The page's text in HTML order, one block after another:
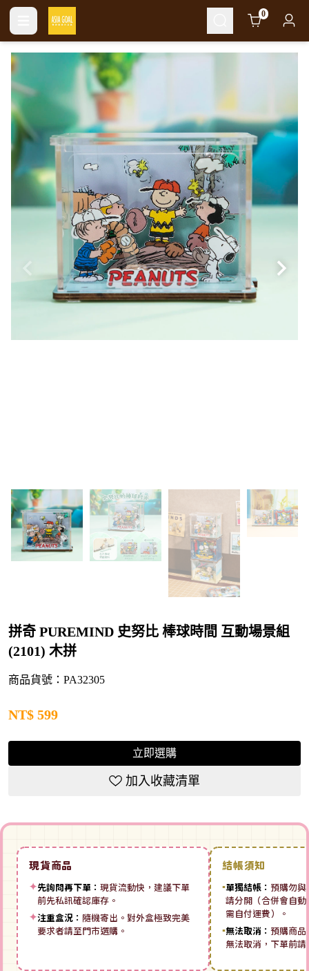
Cart 0
拼奇 PUREMIND 史努比 棒球時間 互動場景組
(2101) 木拼
商品貨號：PA32305
NT$ 599
立即選購
加入收藏清單
現貨商品
✦先詢問再下單： 現貨流動快，建議下單
前先私訊確認庫存。
✦注重盒況： 隨機寄出。對外盒極致完美
要求者請至門市選購。
結帳須知
▪單獨結帳： 預購勿與
請分開（合併會自
需自付運費）。
▪無法取消： 預購商品
無法取消，下單前